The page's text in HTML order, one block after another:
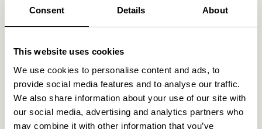
Consent Details About
This website uses cookies
We use cookies to personalise content and ads, to
provide social media features and to analyse our traffic.
We also share information about your use of our site with
our social media, advertising and analytics partners who
may combine it with other information that you’ve
Ähnliche Produkte